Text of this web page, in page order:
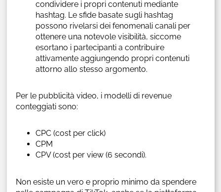
condividere i propri contenuti mediante
hashtag. Le sfide basate sugli hashtag
possono rivelarsi dei fenomenali canali per
ottenere una notevole visibilità, siccome
esortano i partecipanti a contribuire
attivamente aggiungendo propri contenuti
attorno allo stesso argomento.
Per le pubblicità video, i modelli di revenue
conteggiati sono:
CPC (cost per click)
CPM
CPV (cost per view (6 secondi).
Non esiste un vero e proprio minimo da spendere